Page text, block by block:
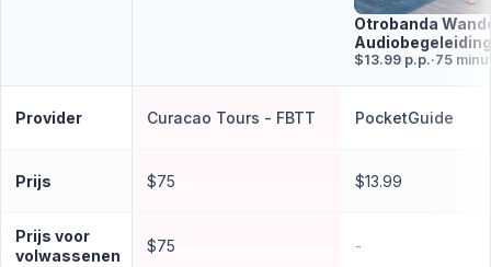
Otrobanda
Audiobegeleiding
$13.99 p.p.·75
Provider Curacao Tours - FBTT PocketGuide
Prijs $75 $13.99
Prijs voor
volwassenen
$75 -